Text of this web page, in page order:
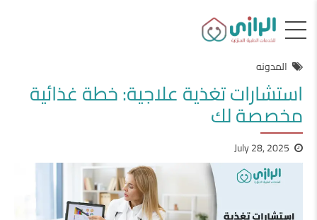
المدونه
استشارات تغذية علاجية: خطة غذائية
مخصصة لك
July 28, 2025